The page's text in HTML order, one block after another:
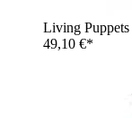
Living
49,10 €*